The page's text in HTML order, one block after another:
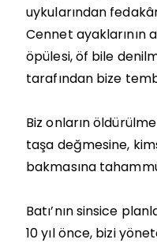
uykularından
Cennet ayaklarının
öpülesi, öf bile
tarafından bize
Biz onların
taşa değmesine,
bakmasına
Batı’nın sinsice
10 yıl önce, bizi